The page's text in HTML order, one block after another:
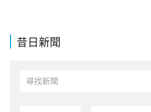
昔日新聞